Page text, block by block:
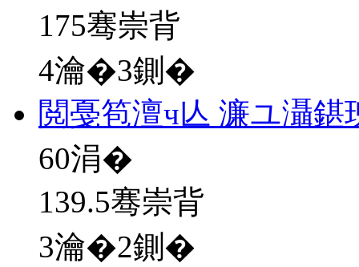
175骞崇背
4瀹�3鍘�
閲戞笣澶ч亾 濂ユ灄鍖
60涓�
139.5骞崇背
3瀹�2鍘�